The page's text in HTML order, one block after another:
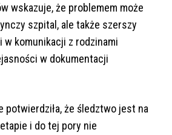
wskazuje, że problemem może
szpital, ale także szerszy
komunikacji z rodzinami
w dokumentacji
potwierdziła, że śledztwo jest na
i do tej pory nie